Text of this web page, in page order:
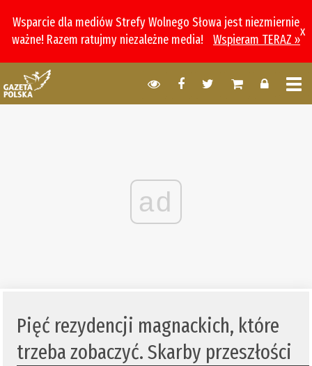
Wsparcie dla mediów Strefy Wolnego Słowa jest niezmiernie
ważne! Razem ratujmy niezależne media!
Wspieram TERAZ »
x
ad
Pięć rezydencji magnackich, które
trzeba zobaczyć. Skarby przeszłości